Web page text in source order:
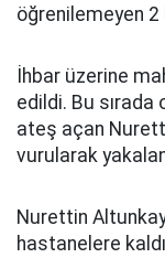
öğrenilemeyen 2
İhbar üzerine
edildi. Bu sırada
ateş açan
vurularak
Nurettin
hastanelere